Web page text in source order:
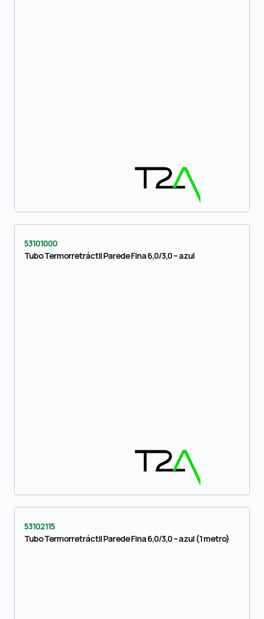
53101000
Tubo Termorretráctil Parede Fina 6,0/3,0 – azul
53102115
Tubo Termorretráctil Parede Fina 6,0/3,0 – azul (1 metro)